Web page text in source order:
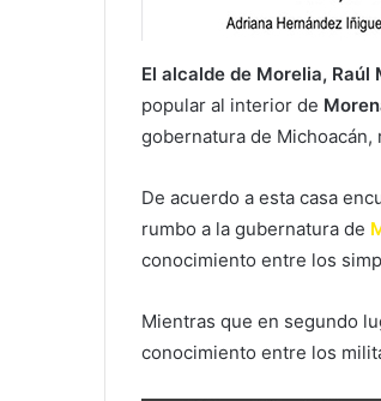
El alcalde de Morelia, Raúl
popular al interior de
gobernatura de
De acuerdo a esta casa
rumbo a la gubernatura de
conocimiento entre los
Mientras que en segundo
conocimiento entre los